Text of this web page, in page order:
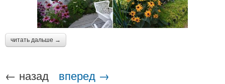
читать дальше →
← назад вперед →